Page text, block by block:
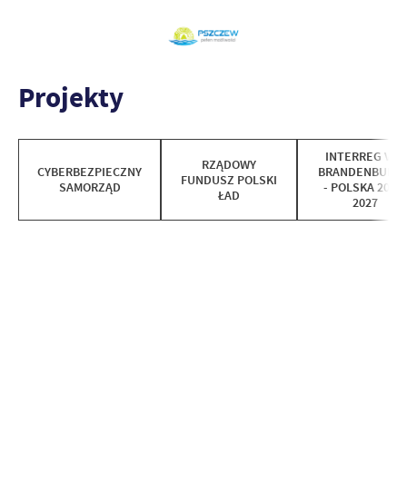
Projekty
CYBERBEZPIECZNY
SAMORZĄD
RZĄDOWY
FUNDUSZ POLSKI
ŁAD
INTERREG VI A
- POLSKA 2021-
2027